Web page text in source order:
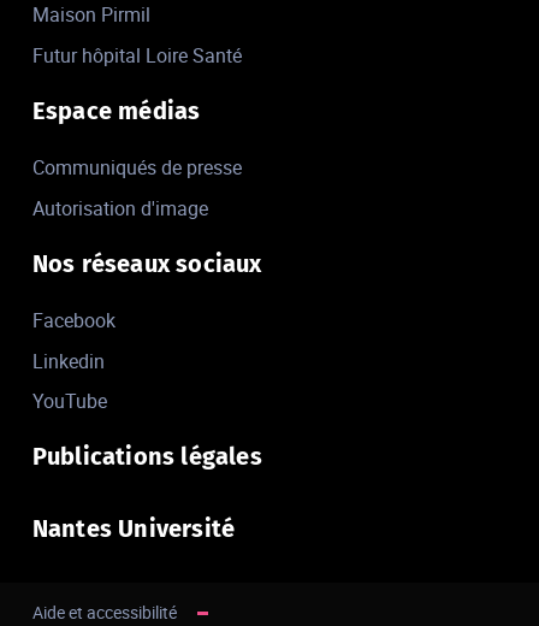
Maison Pirmil
Futur hôpital Loire Santé
Espace médias
Communiqués de presse
Autorisation d'image
Nos réseaux sociaux
Facebook
Linkedin
YouTube
Publications légales
Nantes Université
Aide et accessibilité